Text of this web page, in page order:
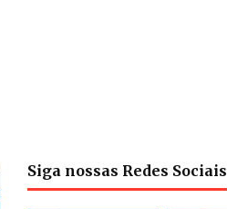
Siga nossas Redes Sociais